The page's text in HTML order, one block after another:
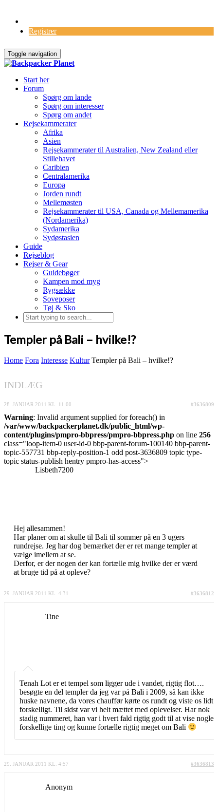
Registrer
Toggle navigation
Start her
Forum
Spørg om lande
Spørg om interesser
Spørg om andet
Rejsekammerater
Afrika
Asien
Rejsekammerater til Australien, New Zealand eller
Stillehavet
Caribien
Centralamerika
Europa
Jorden rundt
Mellemøsten
Rejsekammerater til USA, Canada og Mellemamerika
(Nordamerika)
Sydamerika
Sydøstasien
Guide
Rejseblog
Rejser & Gear
Guidebøger
Kampen mod myg
Rygsække
Soveposer
Tøj & Sko
Templer på Bali – hvilke!?
Home Fora Interesse Kultur Templer på Bali – hvilke!?
INDLÆG
28. JANUAR 2011 KL. 11:00 #3636809
Warning: Invalid argument supplied for foreach() in
/var/www/backpackerplanet.dk/public_html/wp-
content/plugins/pmpro-bbpress/pmpro-bbpress.php on line 256
class="loop-item-0 user-id-0 bbp-parent-forum-100140 bbp-parent-
topic-557731 bbp-reply-position-1 odd post-3636809 topic type-
topic status-publish hentry pmpro-has-access">
Lisbeth7200
Hej allesammen!
Har planer om at skulle til Bali til sommer på en 3 ugers
rundrejse. Jeg har dog bemærket der er ret mange templer at
vælge imellem at se.
Derfor, er der nogen der kan fortælle mig hvilke der er værd
at bruge tid på at opleve?
29. JANUAR 2011 KL. 4:31 #3636812
Tine
Tenah Lot er et tempel som ligger ude i vandet, rigtig flot….
besøgte en del templer da jeg var på Bali i 2009, så kan ikke
huske navnene, da vores chauffør kørte os rundt og viste os lidt
forskelligt. Til sidst var vi helt mættet med oplevelser. Har nok
stadig nummeret, han var i hvert fald rigtig godt til at vise nogle
forskellige ting og kunne fortælle rigtig meget om Bali
29. JANUAR 2011 KL. 4:57 #3636813
Anonym